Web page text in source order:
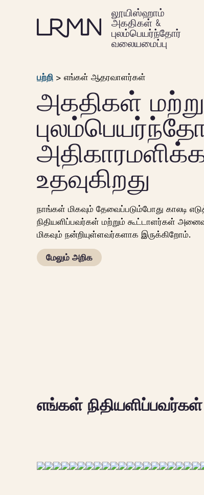
லூயிஸ்ஹாம்
அகதிகள் &
புலம்பெயர்ந்தோர்
வலையமைப்பு
பற்றி > எங்கள் ஆதரவாளர்கள்
அகதிகள்
உதவுகிறது
நாங்கள் மிகவும் தேவைப்படும்போது காலடி
நிதியளிப்பவர்கள் மற்றும் கூட்டாளர்கள்
மிகவும் நன்றியுள்ளவர்களாக இருக்கிறோம்.
மேலும் அறிக
எங்கள் நிதியளிப்பவர்கள்